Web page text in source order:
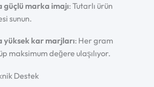
güçlü marka imajı: Tutarlı ürün
sunun.
yüksek kar marjları: Her gram
maksimum değere ulaşılıyor.
Destek